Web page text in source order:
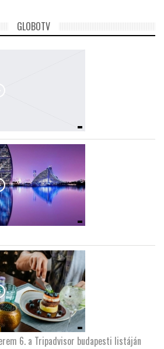
GLOBOTV
6. a Tripadvisor budapesti listáján